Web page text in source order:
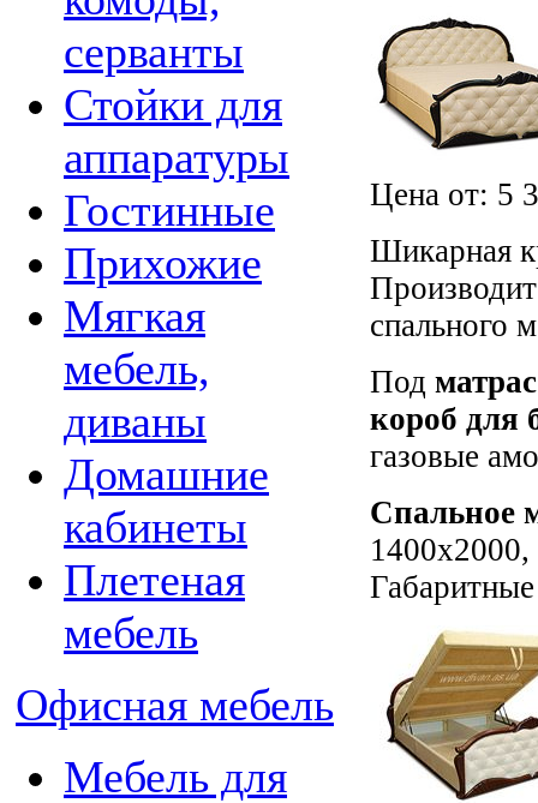
серванты
Стойки для
аппаратуры
Гостинные
Прихожие
Мягкая
мебель,
диваны
Домашние
кабинеты
Плетеная
мебель
Офисная мебель
Мебель для
Цена от: 5
Шикарная
спального
Под
короб для
газовые
Спальное